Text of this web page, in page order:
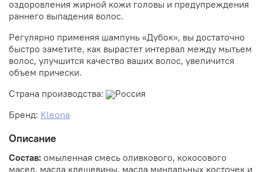
оздоровления жирной кожи головы и предупреждения
раннего выпадения волос.
Регулярно применяя шампунь «Дубок», вы достаточно
быстро заметите, как вырастет интервал между мытьем
волос, улучшится качество ваших волос, увеличится
объем прически.
Страна производства:
Россия
Бренд: Kleona
Описание
Состав: омыленная смесь оливкового, кокосового
масел, масла клещевины, масла миндальных косточек и